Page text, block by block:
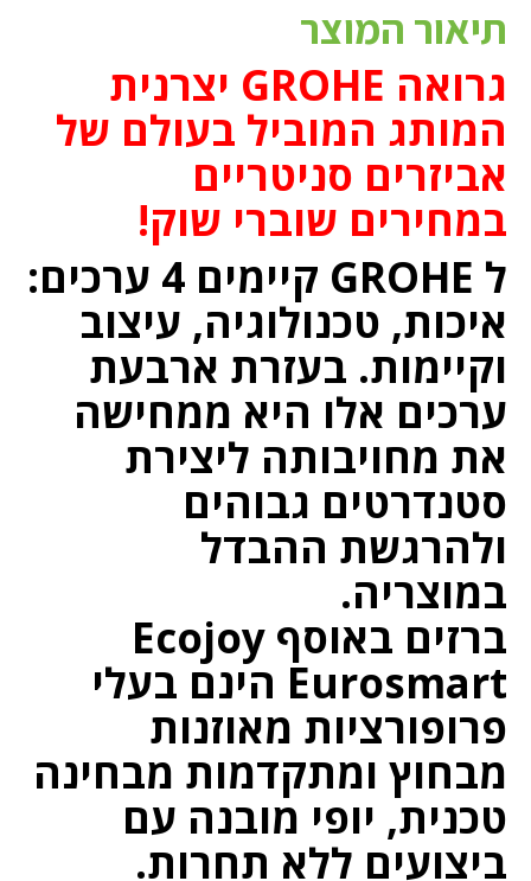
תיאור המוצר
גרואה GROHE יצרנית
המותג המוביל בעולם של
אביזרים סניטריים
במחירים שוברי שוק!
ל GROHE קיימים 4 ערכים:
איכות, טכנולוגיה, עיצוב
וקיימות. בעזרת ארבעת
ערכים אלו היא ממחישה
את מחויבותה ליצירת
סטנדרטים גבוהים
ולהרגשת ההבדל
במוצריה.
ברזים באוסף Ecojoy
Eurosmart הינם בעלי
פרופורציות מאוזנות
מבחוץ ומתקדמות מבחינה
טכנית, יופי מובנה עם
ביצועים ללא תחרות.